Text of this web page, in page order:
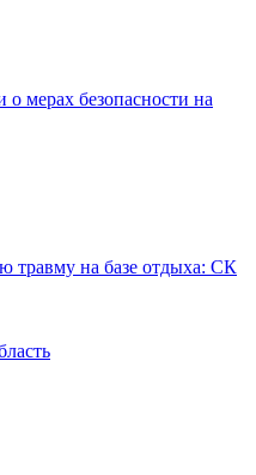
мерах безопасности на
травму на базе отдыха: СК